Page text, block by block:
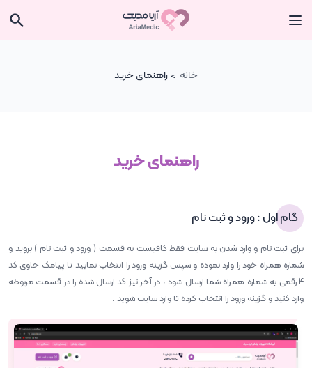
خانه راهنمای خرید
راهنمای خرید
گام اول : ورود و ثبت نام
برای ثبت نام و وارد شدن به سایت فقط کافیست به قسمت ( ورود و ثبت نام ) بروید و
شماره همراه خود را وارد نموده و سپس گزینه ورود را انتخاب نمایید تا پیامک حاوی کد
4 رقمی به شماره همراه شما ارسال شود ، در آخر نیز کد ارسال شده را در قسمت مربوطه
وارد کنید و گزینه ورود را انتخاب کرده تا وارد سایت شوید .